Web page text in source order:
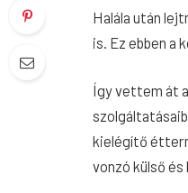
Halála után
is. Ez ebben a
Így vettem át
kielégítő
vonzó külső